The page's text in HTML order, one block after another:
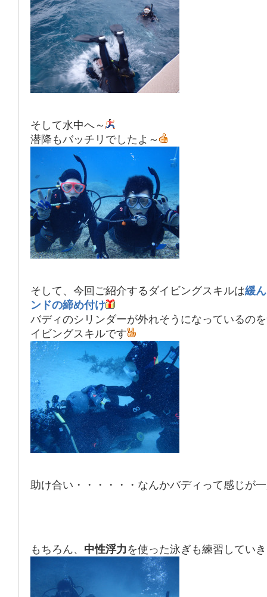
そして水中へ～
潜降もバッチリでしたよ～
そして、今回ご紹介するダイビングスキルは緩
ンドの締め付け
バディのシリンダーが外れそうになっているの
イビングスキルです
助け合い・・・・・・なんかバディって感じが
もちろん、 中性浮力 を使った泳ぎも練習してい